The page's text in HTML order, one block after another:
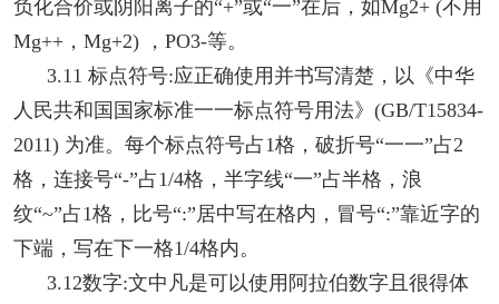
负化合价或阴阳离子的“+”或“一”在后，如Mg2+ (不用
Mg++，Mg+2) ，PO3-等。
3.11 标点符号:应正确使用并书写清楚，以《中华
人民共和国国家标准一一标点符号用法》(GB/T15834-
2011) 为准。每个标点符号占1格，破折号“一一”占2
格，连接号“-”占1/4格，半字线“一”占半格，浪
纹“~”占1格，比号“:”居中写在格内，冒号“:”靠近字的
下端，写在下一格1/4格内。
3.12数字:文中凡是可以使用阿拉伯数字且很得体